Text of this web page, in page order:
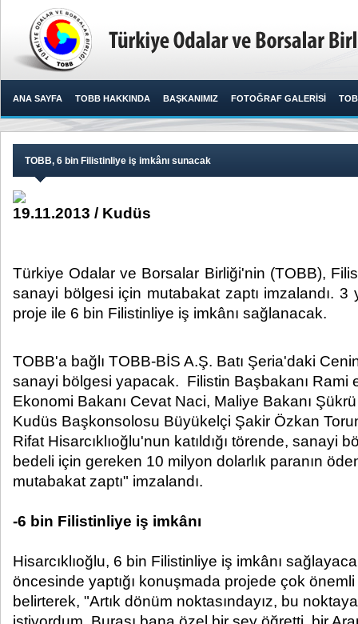
ANA SAYFA TOBB HAKKINDA BAŞKANIMIZ FOTOĞRAF GALERİSİ
TOBB, 6 bin Filistinliye iş imkânı sunacak
19.11.2013 / Kudüs
Türkiye Odalar ve Borsalar Birliği'nin (TOBB),
sanayi bölgesi için mutabakat zaptı imzalandı. 3
proje ile 6 bin Filistinliye iş imkânı sağlanacak.​
TOBB'a bağlı TOBB-BİS A.Ş. Batı Şeria'daki
sanayi bölgesi yapacak. Filistin Başbakanı Rami
Ekonomi Bakanı Cevat Naci, Maliye Bakanı
Kudüs Başkonsolosu Büyükelçi Şakir Özkan
Rifat Hisarcıklıoğlu'nun katıldığı törende, sanayi
bedeli için gereken 10 milyon dolarlık paranın
mutabakat zaptı" imzalandı.
-6 bin Filistinliye iş imkânı
Hisarcıklıoğlu, 6 bin Filistinliye iş imkânı
öncesinde yaptığı konuşmada projede çok önemli
belirterek, "Artık dönüm noktasındayız, bu